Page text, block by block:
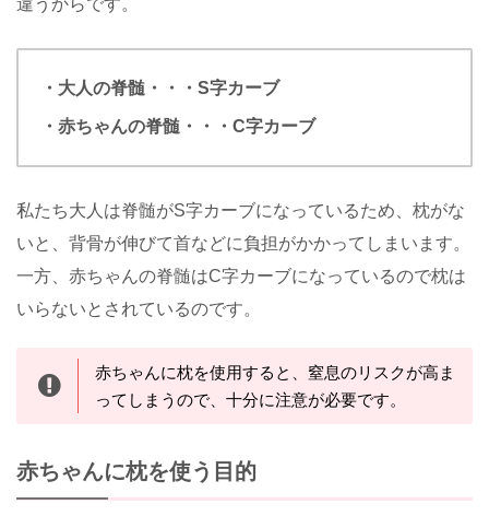
違うからです。
・大人の脊髄・・・S字カーブ
・赤ちゃんの脊髄・・・C字カーブ
私たち大人は脊髄がS字カーブになっているため、枕がな
いと、背骨が伸びて首などに負担がかかってしまいます。
一方、赤ちゃんの脊髄はC字カーブになっているので枕は
いらないとされているのです。
赤ちゃんに枕を使用すると、窒息のリスクが高ま
ってしまうので、十分に注意が必要です。
赤ちゃんに枕を使う目的